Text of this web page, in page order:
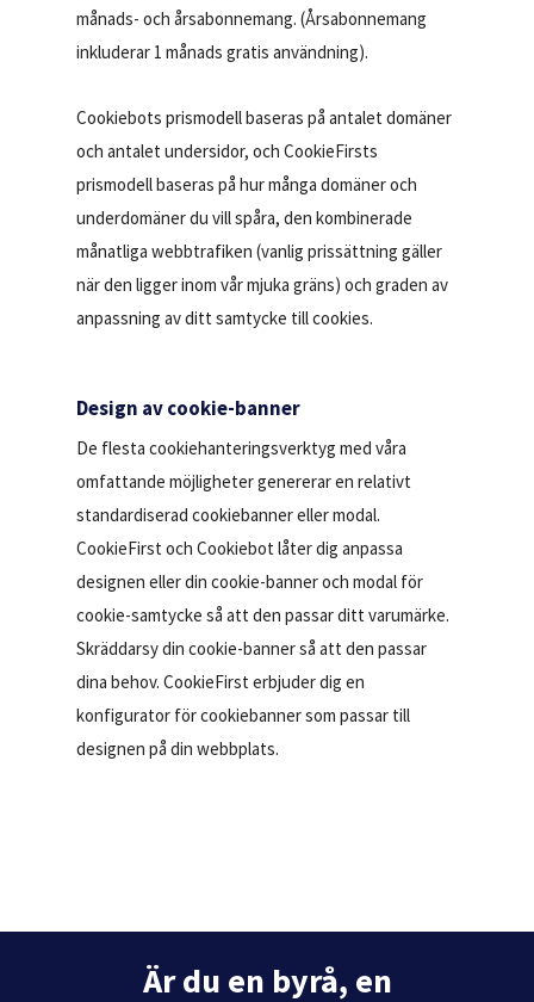
månads- och årsabonnemang. (Årsabonnemang
inkluderar 1 månads gratis användning).
Cookiebots prismodell baseras på antalet domäner
och antalet undersidor, och CookieFirsts
prismodell baseras på hur många domäner och
underdomäner du vill spåra, den kombinerade
månatliga webbtrafiken (vanlig prissättning gäller
när den ligger inom vår mjuka gräns) och graden av
anpassning av ditt samtycke till cookies.
Design av cookie-banner
De flesta cookiehanteringsverktyg med våra
omfattande möjligheter genererar en relativt
standardiserad cookiebanner eller modal.
CookieFirst och Cookiebot låter dig anpassa
designen eller din cookie-banner och modal för
cookie-samtycke så att den passar ditt varumärke.
Skräddarsy din cookie-banner så att den passar
dina behov. CookieFirst erbjuder dig en
konfigurator för cookiebanner som passar till
designen på din webbplats.
Är du en byrå, en